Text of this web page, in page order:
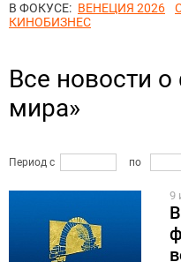
В ФОКУСЕ: ВЕНЕЦИЯ 2026
КИНОБИЗНЕС
Все новости
мира»
Период с по
9